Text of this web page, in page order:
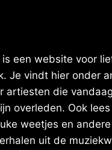
is een website voor
Je vindt hier onder
artiesten die
overleden. Ook lees
weetjes en andere
uit de